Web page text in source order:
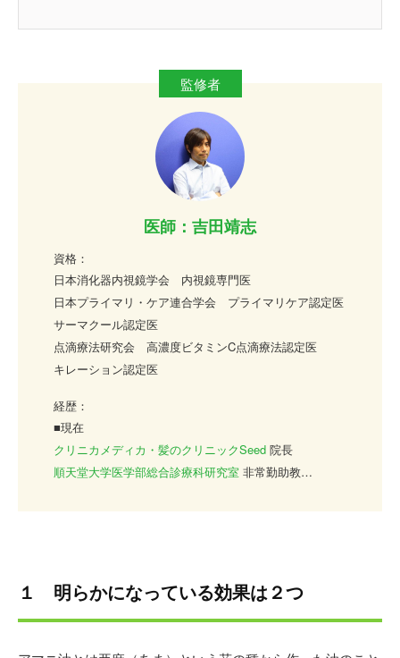
医師：吉田靖志
資格：
日本消化器内視鏡学会 内視鏡専門医
日本プライマリ・ケア連合学会 プライマリケア認定医
サーマクール認定医
点滴療法研究会 高濃度ビタミンC点滴療法認定医
キレーション認定医
経歴：
■現在
クリニカメディカ・髪のクリニックSeed 院長
順天堂大学医学部総合診療科研究室 非常勤助教
平成18年
順天堂大学医学部附属順天堂医院総合診療科
助教
平成21年クリニカメディカ東京
平成25年順天堂大学医学部附属順天堂医院総合診療科
１ 明らかになっている効果は２つ